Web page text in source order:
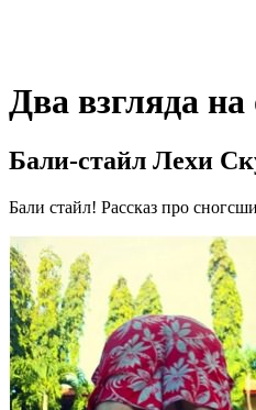
Два взгляда
Бали-стайл Лехи
Бали стайл! Рассказ про